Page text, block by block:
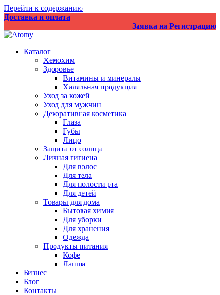
Перейти к содержанию
Доставка и оплата
Заявка на Регистрацию
Каталог
Хемохим
Здоровье
Витамины и минералы
Халяльная продукция
Уход за кожей
Уход для мужчин
Декоративная косметика
Глаза
Губы
Лицо
Защита от солнца
Личная гигиена
Для волос
Для тела
Для полости рта
Для детей
Товары для дома
Бытовая химия
Для уборки
Для хранения
Одежда
Продукты питания
Кофе
Лапша
Бизнес
Блог
Контакты